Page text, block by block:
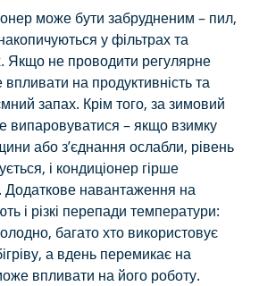
може бути забрудненим – пил,
у фільтрах та
Якщо не проводити регулярне
на продуктивність та
запах. Крім того, за зимовий
випаровуватися – якщо взимку
або з’єднання ослабли, рівень
і кондиціонер гірше
Додаткове навантаження на
і різкі перепади температури:
багато хто використовує
а вдень перемикає на
впливати на його роботу.